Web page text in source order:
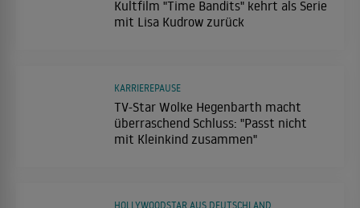
Kultfilm "Time Bandits" kehrt als Serie
mit Lisa Kudrow zurück
TV-Star Wolke Hegenbarth macht
überraschend Schluss: "Passt nicht
mit Kleinkind zusammen"
KARRIEREPAUSE
HOLLYWOODSTAR AUS DEUTSCHLAND